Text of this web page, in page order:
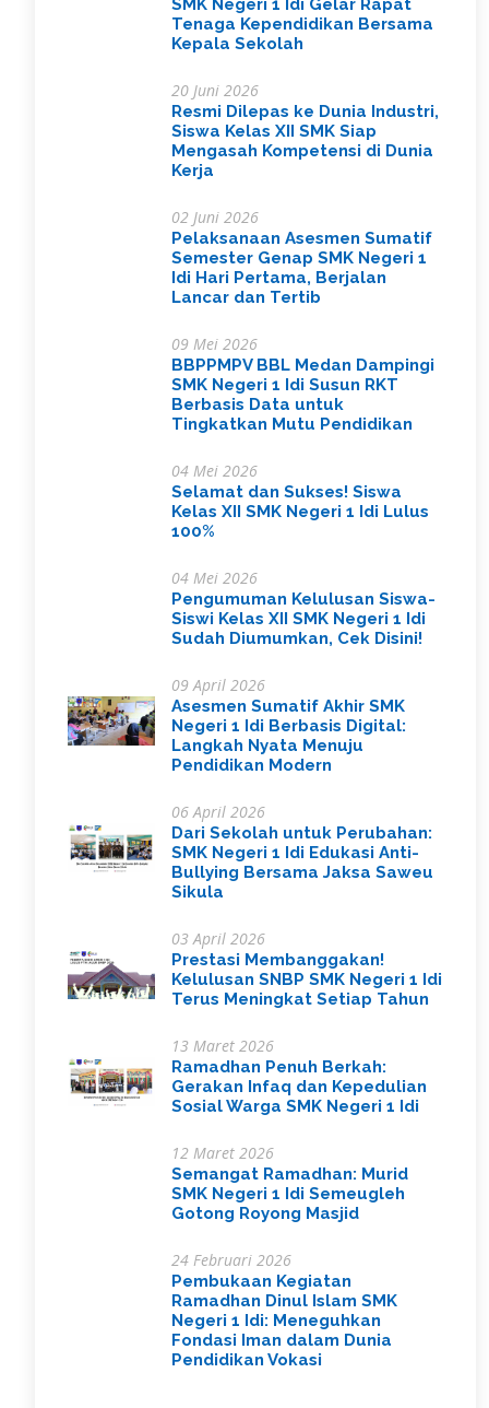
Tenaga Kependidikan Bersama
Kepala Sekolah
20 Juni 2026
Resmi Dilepas ke Dunia Industri,
Siswa Kelas XII SMK Siap
Mengasah Kompetensi di Dunia
Kerja
02 Juni 2026
Pelaksanaan Asesmen Sumatif
Semester Genap SMK Negeri 1
Idi Hari Pertama, Berjalan
Lancar dan Tertib
09 Mei 2026
BBPPMPV BBL Medan Dampingi
SMK Negeri 1 Idi Susun RKT
Berbasis Data untuk
Tingkatkan Mutu Pendidikan
04 Mei 2026
Selamat dan Sukses! Siswa
Kelas XII SMK Negeri 1 Idi Lulus
100%
04 Mei 2026
Pengumuman Kelulusan Siswa-
Siswi Kelas XII SMK Negeri 1 Idi
Sudah Diumumkan, Cek Disini!
09 April 2026
Asesmen Sumatif Akhir SMK
Negeri 1 Idi Berbasis Digital:
Langkah Nyata Menuju
Pendidikan Modern
06 April 2026
Dari Sekolah untuk Perubahan:
SMK Negeri 1 Idi Edukasi Anti-
Bullying Bersama Jaksa Saweu
Sikula
03 April 2026
Prestasi Membanggakan!
Kelulusan SNBP SMK Negeri 1 Idi
Terus Meningkat Setiap Tahun
13 Maret 2026
Ramadhan Penuh Berkah:
Gerakan Infaq dan Kepedulian
Sosial Warga SMK Negeri 1 Idi
12 Maret 2026
Semangat Ramadhan: Murid
SMK Negeri 1 Idi Semeugleh
Gotong Royong Masjid
24 Februari 2026
Pembukaan Kegiatan
Ramadhan Dinul Islam SMK
Negeri 1 Idi: Meneguhkan
Fondasi Iman dalam Dunia
Pendidikan Vokasi